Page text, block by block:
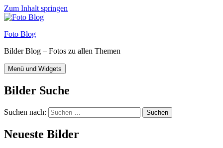
Zum Inhalt springen
Foto Blog
Bilder Blog – Fotos zu allen Themen
Menü und Widgets
Bilder Suche
Suchen nach:
Neueste Bilder